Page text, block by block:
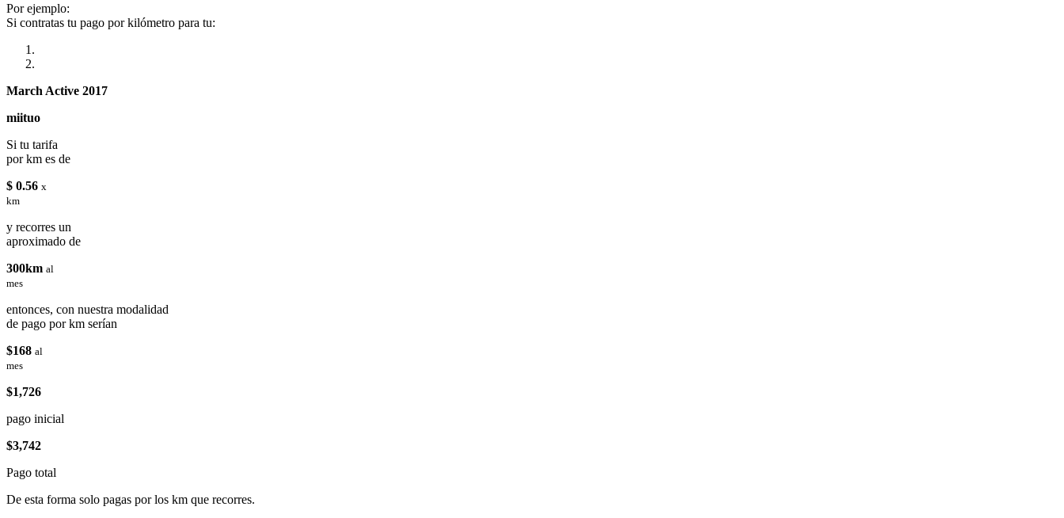
Por ejemplo:
Si contratas tu pago por kilómetro para tu:
March Active 2017
miituo
Si tu tarifa
por km es de
$ 0.56 x
km
y recorres un
aproximado de
300km al
mes
entonces, con nuestra modalidad
de pago por km serían
$168 al
mes
$1,726
pago inicial
$3,742
Pago total
De esta forma solo pagas por los km que recorres.